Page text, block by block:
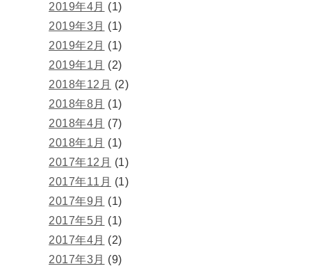
2019年4月 (1)
2019年3月 (1)
2019年2月 (1)
2019年1月 (2)
2018年12月 (2)
2018年8月 (1)
2018年4月 (7)
2018年1月 (1)
2017年12月 (1)
2017年11月 (1)
2017年9月 (1)
2017年5月 (1)
2017年4月 (2)
2017年3月 (9)